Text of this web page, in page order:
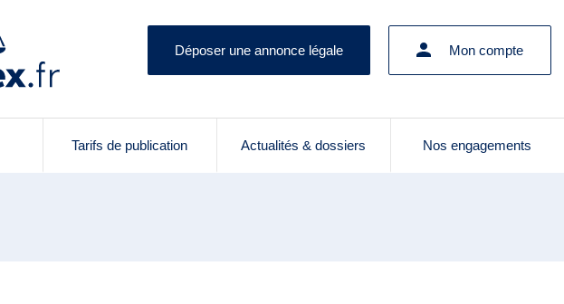
Déposer une annonce légale Mon compte
Tarifs de publication Actualités & dossiers Nos engagements